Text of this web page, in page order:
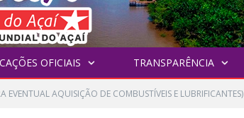
OFICIAIS TRANSPARÊNCIA
EVENTUAL AQUISIÇÃO DE COMBUSTÍVEIS E LUBRIFICANTES)